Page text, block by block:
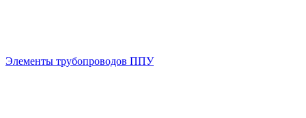
Элементы трубопроводов ППУ